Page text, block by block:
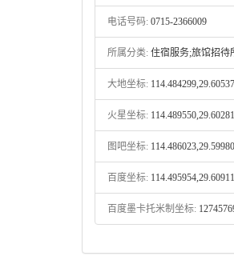
电话号码: 0715-2366009
所属分类: 住宿服务;旅馆招待
大地坐标:
火星坐标:
图吧坐标:
百度坐标:
百度墨卡托米制坐标: